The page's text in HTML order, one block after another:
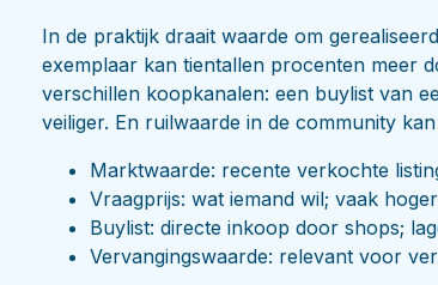
In de praktijk draait waarde om
exemplaar kan tientallen procenten meer
verschillen koopkanalen: een buylist van
veiliger. En ruilwaarde in de community
Marktwaarde: recente verkochte
Vraagprijs: wat iemand wil; vaak
Buylist: directe inkoop door shops;
Vervangingswaarde: relevant voor